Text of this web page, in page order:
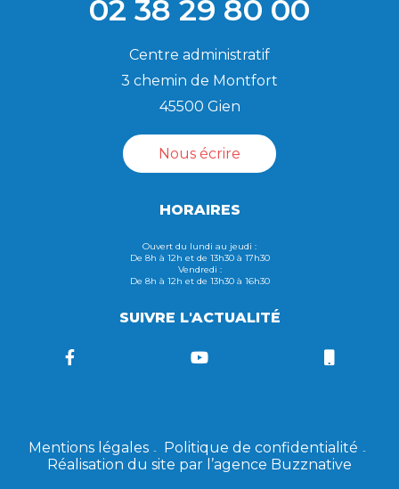
02 38 29 80 00
Centre administratif
3 chemin de Montfort
45500 Gien
Nous écrire
HORAIRES
Ouvert du lundi au jeudi :
De 8h à 12h et de 13h30 à 17h30
Vendredi :
De 8h à 12h et de 13h30 à 16h30
SUIVRE L'ACTUALITÉ
Mentions légales
Politique de confidentialité
Réalisation du site par l’agence Buzznative